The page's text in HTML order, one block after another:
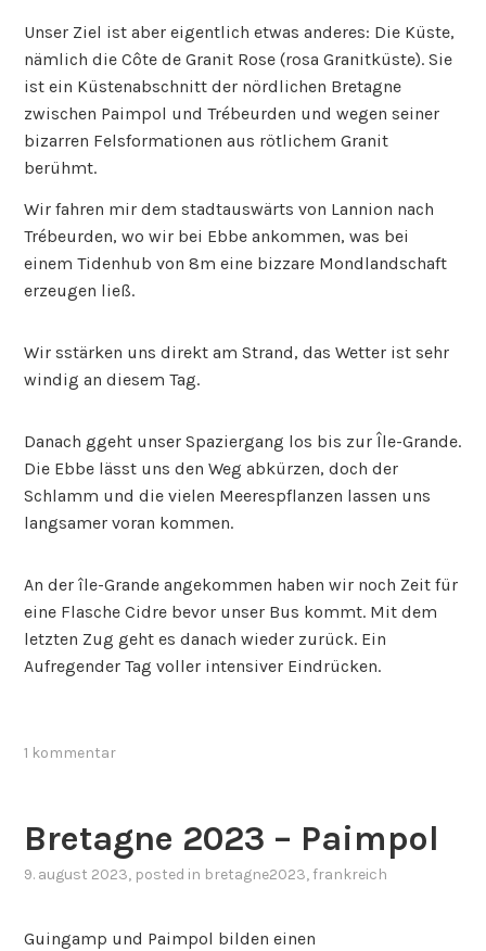
Unser Ziel ist aber eigentlich etwas anderes: Die Küste,
nämlich die Côte de Granit Rose (rosa Granitküste). Sie
ist ein Küstenabschnitt der nördlichen Bretagne
zwischen Paimpol und Trébeurden und wegen seiner
bizarren Felsformationen aus rötlichem Granit
berühmt.
Wir fahren mir dem stadtauswärts von Lannion nach
Trébeurden, wo wir bei Ebbe ankommen, was bei
einem Tidenhub von 8m eine bizzare Mondlandschaft
erzeugen ließ.
Wir sstärken uns direkt am Strand, das Wetter ist sehr
windig an diesem Tag.
Danach ggeht unser Spaziergang los bis zur Île-Grande.
Die Ebbe lässt uns den Weg abkürzen, doch der
Schlamm und die vielen Meerespflanzen lassen uns
langsamer voran kommen.
An der île-Grande angekommen haben wir noch Zeit für
eine Flasche Cidre bevor unser Bus kommt. Mit dem
letzten Zug geht es danach wieder zurück. Ein
Aufregender Tag voller intensiver Eindrücken.
1 kommentar
Bretagne 2023 – Paimpol
9. august 2023, posted in bretagne2023, frankreich
Guingamp und Paimpol bilden einen